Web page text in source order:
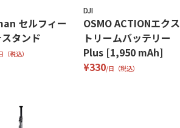
セルフィー
タンド
（税込）
DJI
OSMO ACTIONエクス
トリームバッテリー
Plus [1,950 mAh]
¥330/日（税込）